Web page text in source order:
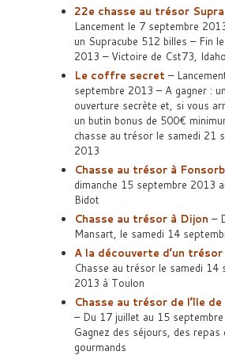
22e chasse au trésor
Lancement le 7 septembre
un Supracube 512 billes – Fin
2013 – Victoire de Cst73,
Le coffre secret –
septembre 2013 – A gagner :
ouverture secrète et, si vous
un butin bonus de 500€
chasse au trésor le samedi 21
2013
Chasse au trésor à
dimanche 15 septembre 2013
Bidot
Chasse au trésor à Dijon –
Mansart, le samedi 14
A la découverte d’un
Chasse au trésor le samedi 14
2013 à Toulon
Chasse au trésor de l’île
– Du 17 juillet au 15
Gagnez des séjours, des repas
gourmands